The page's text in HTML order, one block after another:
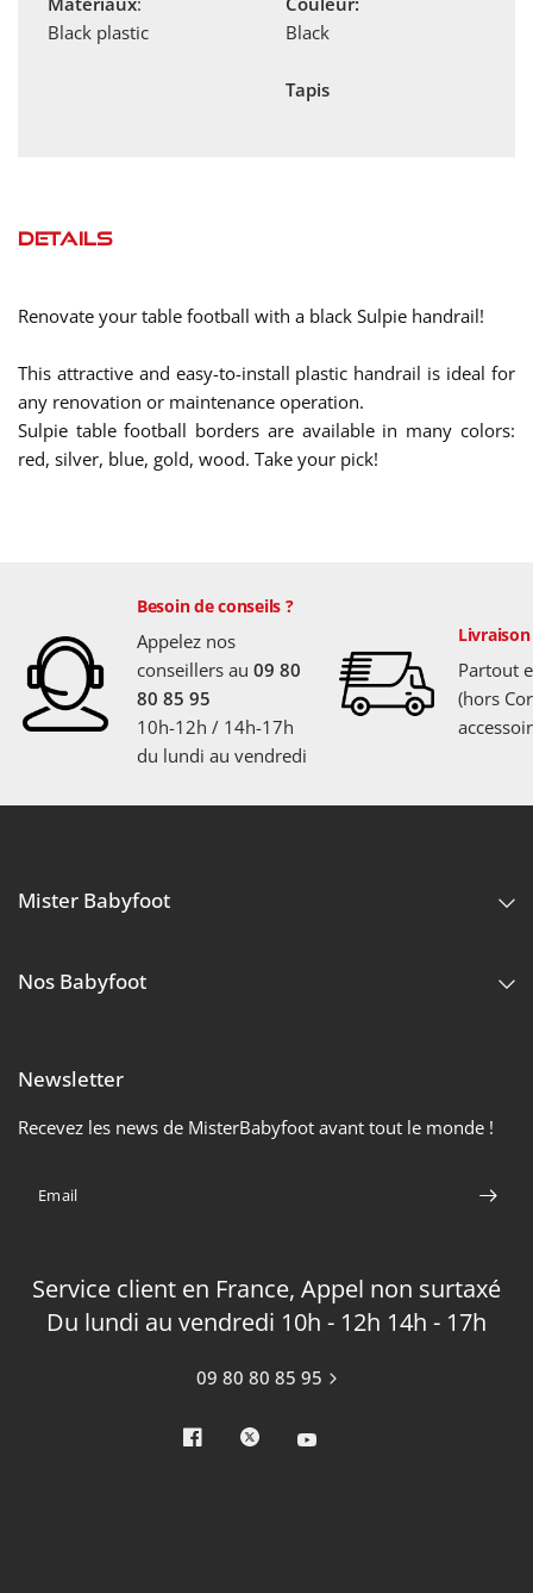
Black plastic
Black
Tapis
Details
Renovate your table football with a black Sulpie handrail!
This attractive and easy-to-install plastic handrail is ideal for
any renovation or maintenance operation.
Sulpie table football borders are available in many colors:
red, silver, blue, gold, wood. Take your pick!
Besoin de conseils ?
Appelez nos
conseillers au09 80
80 85 95
10h-12h / 14h-17h
du lundi au vendredi
Partout
(hors
Mister Babyfoot
Nos Babyfoot
Newsletter
Recevez les news de MisterBabyfoot avant tout le monde !
Email
Service client en France, Appel non surtaxé
Du lundi au vendredi 10h - 12h 14h - 17h
09 80 80 85 95